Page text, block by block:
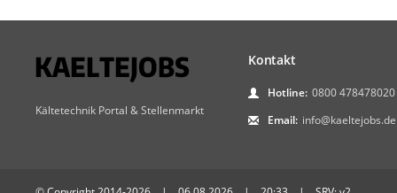
Kältetechnik Portal & Stellenmarkt
Kontakt
Hotline: 0800 478478020
Email: info@kaeltejobs.de